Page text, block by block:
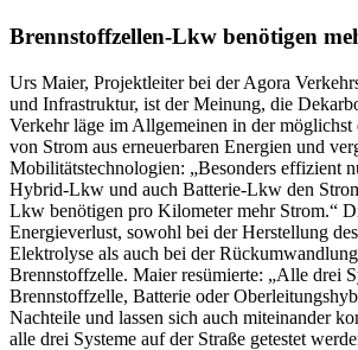
Brennstoffzellen-Lkw benötigen
Urs Maier, Projektleiter bei der Agora
und Infrastruktur, ist der Meinung, die
Verkehr läge im Allgemeinen in der
von Strom aus erneuerbaren Energien und
Mobilitätstechnologien: „Besonders effizient
Hybrid-Lkw und auch Batterie-Lkw den
Lkw benötigen pro Kilometer mehr Strom.“
Energieverlust, sowohl bei der Herstellung
Elektrolyse als auch bei der
Brennstoffzelle. Maier resümierte: „Alle drei
Brennstoffzelle, Batterie oder
Nachteile und lassen sich auch miteinander
alle drei Systeme auf der Straße getestet